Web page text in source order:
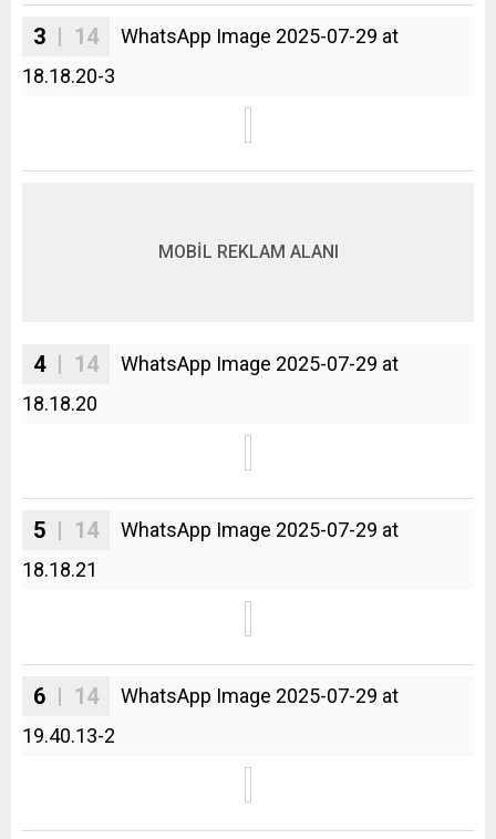
3 | 14
WhatsApp Image 2025-07-29 at
18.18.20-3
MOBİL REKLAM ALANI
4| 14
WhatsApp Image 2025-07-29 at
18.18.20
5 | 14
WhatsApp Image 2025-07-29 at
18.18.21
6 | 14
WhatsApp Image 2025-07-29 at
19.40.13-2